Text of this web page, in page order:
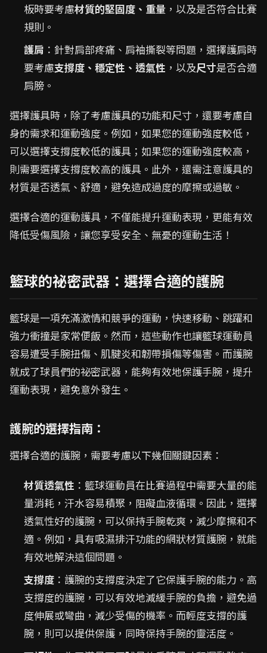
板時要考慮材質的堅固度、重量 ，以及是否符合比賽
規則。
護肩 ：針對肩部疼痛、肩袖撕裂等問題，選擇護肩時
要考慮支撐度、穩定性、透氣性 ，以及尺寸是否合適
肩膀。
選擇護具時，除了考慮護具的功能和尺寸，還要考慮自
身的需求和運動強度。例如，如果您的運動強度較低，
可以選擇支撐度較低的護具；如果您的運動強度較高，
則需要選擇支撐度較高的護具。此外，還需注意護具的
材質是否透氣、舒適，避免造成過度的摩擦或過敏。
選擇合適的運動護具，不僅能提升運動表現，更能有效
降低受傷風險，讓您享受安全、無憂的運動生活！
籃球的祕密武器：選擇合適的護腕
籃球是一項充滿激情和競爭的運動，快速移動、跳躍和
強力衝撞是家常便飯。然而，這些動作也讓籃球運動員
容易遭受手腕扭傷、肌腱炎和韌帶損傷等傷害。而護腕
就成了球員們的祕密武器，能夠有效地保護手腕，提升
運動表現，避免意外發生。
護腕的選擇指南：
選擇合適的護腕，需要考慮以下幾個關鍵因素：
材質透氣性 ：籃球運動員在比賽過程中需要大量的能
量消耗，汗水容易積聚，阻礙血液循環。因此，選擇
透氣性好的護腕，可以保持手腕乾爽，減少摩擦和不
適。例如，具有吸濕排汗功能的網狀材質護腕，就能
有效地解決這個問題。
支撐度 ：護腕的支撐度決定了它保護手腕的能力。高
支撐度的護腕，可以有效地減緩手腕的負擔，避免過
度伸展或彎曲，減少受傷的機率。而輕度支撐的護
腕，則可以提供保護，同時保持手腕的靈活度。